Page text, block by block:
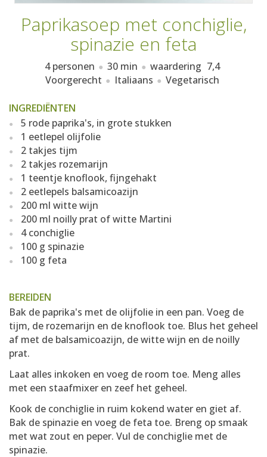
Paprikasoep met conchiglie,
spinazie en feta
4 personen 30 min waardering 7,4
Voorgerecht
Italiaans Vegetarisch
INGREDIËNTEN
5 rode paprika's, in grote stukken
1 eetlepel olijfolie
2 takjes tijm
2 takjes rozemarijn
1 teentje knoflook, fijngehakt
2 eetlepels balsamicoazijn
200 ml witte wijn
200 ml noilly prat of witte Martini
4 conchiglie
100 g spinazie
100 g feta
BEREIDEN
Bak de paprika's met de olijfolie in een pan. Voeg de
tijm, de rozemarijn en de knoflook toe. Blus het geheel
af met de balsamicoazijn, de witte wijn en de noilly
prat.
Laat alles inkoken en voeg de room toe. Meng alles
met een staafmixer en zeef het geheel.
Kook de conchiglie in ruim kokend water en giet af.
Bak de spinazie en voeg de feta toe. Breng op smaak
met wat zout en peper. Vul de conchiglie met de
spinazie.